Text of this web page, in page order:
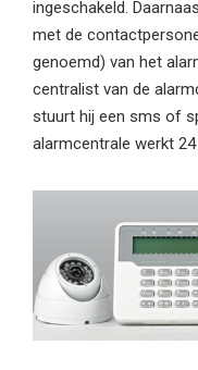
ingeschakeld.
met de
genoemd) van het
centralist van de
stuurt hij een sms of
alarmcentrale werkt